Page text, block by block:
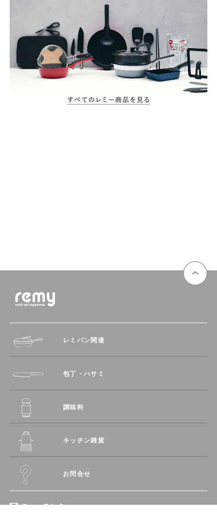
レミパン関連
包丁・ハサミ
調味料
キッチン雑貨
お問合せ
ニュースレター